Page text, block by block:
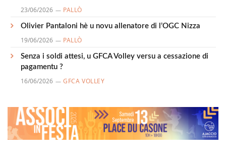
23/06/2026 PALLÒ
Olivier Pantaloni hè u novu allenatore di l’OGC Nizza
19/06/2026 PALLÒ
Senza i soldi attesi, u GFCA Volley versu a cessazione di
pagamentu ?
16/06/2026 GFCA VOLLEY